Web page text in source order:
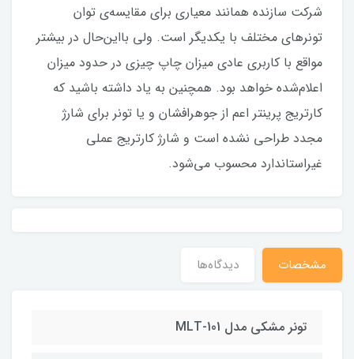
شرکت سازنده همانند معیاری برای مقایسه‌ی توان
تونرهای مختلف با یکدیگر است. ولی بااین‌حال در بیشتر
مواقع با کاربری عادی میزان چاپ چیزی در حدود میزان
اعلام‌شده خواهد بود. همچنین به یاد داشته باشید که
کارتریج پرینتر اعم از جوهرافشان و یا تونر برای شارژ
مجدد طراحی نشده است و شارژ کارتریج عملی
غیراستاندارد محسوب می‌شود.
مشخصات دیدگاه‌ها
تونر مشکی مدل MLT-101